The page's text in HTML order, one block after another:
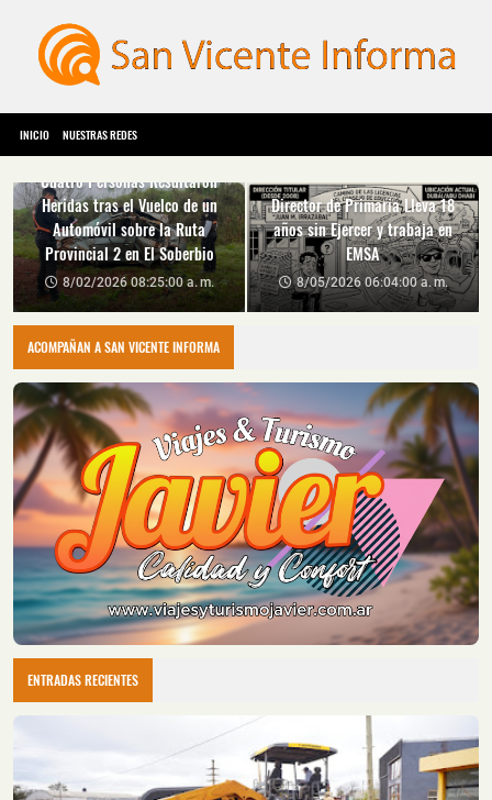
INICIO NUESTRAS REDES
Cuatro Personas Resultaron
Heridas tras el Vuelco de un
Automóvil sobre la Ruta
Provincial 2 en El Soberbio
8/02/2026 08:25:00 a. m.
Director de Primaria Lleva 18
años sin Ejercer y trabaja en
EMSA
8/05/2026 06:04:00 a. m.
ACOMPAÑAN A SAN VICENTE INFORMA
ENTRADAS RECIENTES